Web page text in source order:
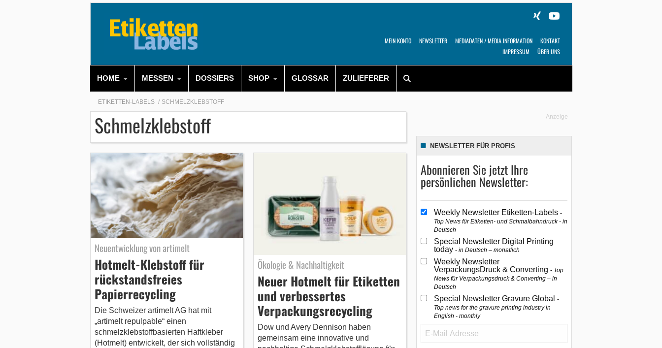
MEIN KONTO NEWSLETTER MEDIADATEN / MEDIA INFORMATION
KONTAKT
IMPRESSUM
ÜBER UNS
HOME MESSEN DOSSIERS SHOP GLOSSAR ZULIEFERER
ETIKETTEN-LABELS SCHMELZKLEBSTOFF
Schmelzklebstoff
Neuentwicklung von artimelt
Hotmelt-Klebstoff für
rückstandsfreies
Papierrecycling
Die Schweizer artimelt AG hat mit
„artimelt repulpable“ einen
schmelzklebstoffbasierten Haftkleber
(Hotmelt) entwickelt, der sich vollständig
Ökologie & Nachhaltigkeit
Neuer Hotmelt für Etiketten
und verbessertes
Verpackungsrecycling
Dow und Avery Dennison haben
gemeinsam eine innovative und
Anzeige
NEWSLETTER FÜR PROFIS
Abonnieren Sie jetzt Ihre
persönlichen Newsletter:
Weekly Newsletter Etiketten-Labels
Top News für Etiketten- und Schmalbahndruck - in
Deutsch
Special Newsletter Digital Printing
today in Deutsch – monatlich
Weekly Newsletter
VerpackungsDruck & Converting Top
News für Verpackungsdruck & Converting – in
Deutsch
Special Newsletter Gravure Global
Top news for the gravure printing industry in
English - monthly